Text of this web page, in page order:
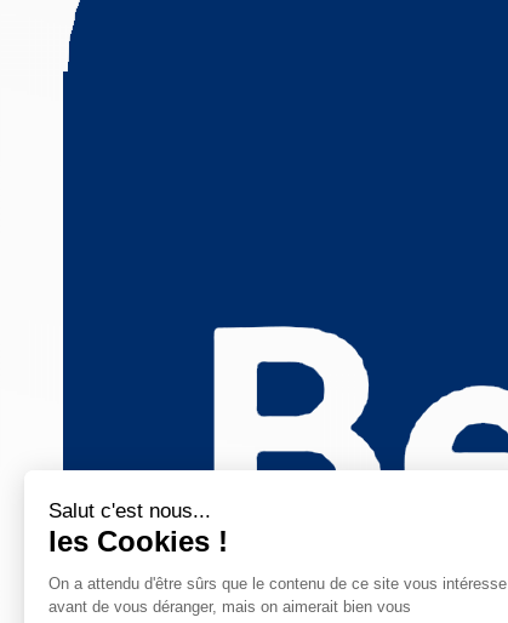
Salut c'est nous...
les Cookies !
On a attendu d'être sûrs que le contenu de ce site vous intéresse
avant de vous déranger, mais on aimerait bien vous